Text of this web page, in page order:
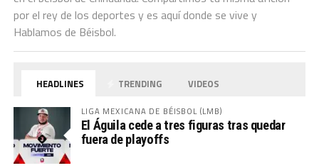
por el rey de los deportes y es aquí donde se vive y
Hablamos de Béisbol.
HEADLINES TRENDING VIDEOS
LIGA MEXICANA DE BÉISBOL (LMB)
El Águila cede a tres figuras tras quedar
fuera de playoffs